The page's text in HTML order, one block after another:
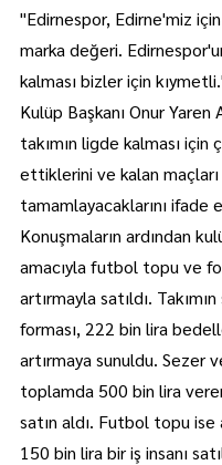
"Edirnespor, Edirne'miz
marka değeri.
kalması bizler için
Kulüp Başkanı Onur Yaren
takımın ligde kalması için
ettiklerini ve kalan
tamamlayacaklarını ifade
Konuşmaların ardından
amacıyla futbol topu ve
artırmayla satıldı. Takımın
forması, 222 bin lira
artırmaya sunuldu. Sezer
toplamda 500 bin lira
satın aldı. Futbol topu ise
150 bin lira bir iş insanı